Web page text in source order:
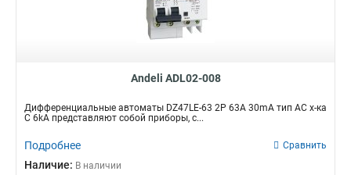
Andeli ADL02-008
Дифференциальные автоматы DZ47LE-63 2P 63A 30mA тип AC х-ка
С 6kA представляют собой приборы, с...
Подробнее Сравнить
Наличие: В наличии